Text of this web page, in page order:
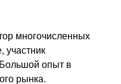
многочисленных
участник
опыт в
рынка.